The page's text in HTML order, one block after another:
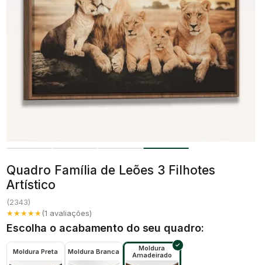
Quadro Família de Leões 3 Filhotes
Artístico
(2343)
★★★★★(1 avaliações)
Escolha o acabamento do seu quadro:
Moldura Preta Moldura Branca
Moldura
Amadeirado